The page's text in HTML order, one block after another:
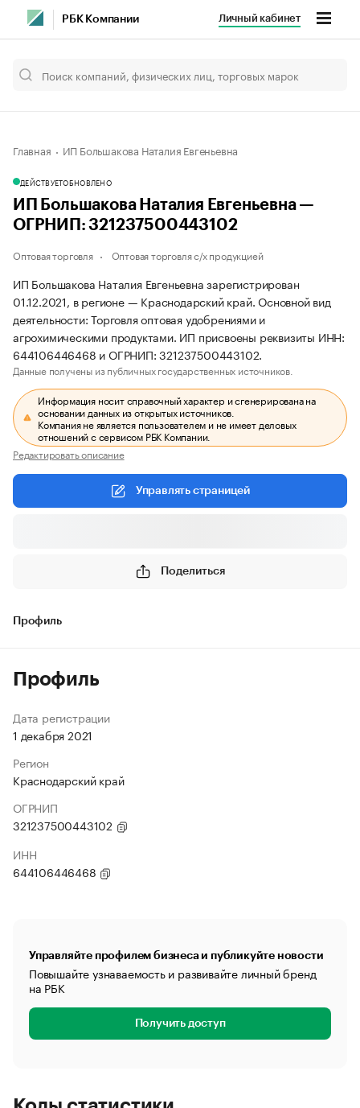
РБК Компании Личный кабинет
Главная ИП Большакова Наталия Евгеньевна
ДЕЙСТВУЕТОБНОВЛЕНО
ИП Большакова Наталия Евгеньевна —
ОГРНИП: 321237500443102
Оптовая торговля Оптовая торговля с/х продукцией
ИП Большакова Наталия Евгеньевна зарегистрирован
01.12.2021, в регионе — Краснодарский край. Основной вид
деятельности: Торговля оптовая удобрениями и
агрохимическими продуктами. ИП присвоены реквизиты ИНН:
644106446468 и ОГРНИП: 321237500443102.
Данные получены из публичных государственных источников.
Информация носит справочный характер и сгенерирована на
основании данных из открытых источников.
Компания не является пользователем и не имеет деловых
отношений с сервисом РБК Компании.
Редактировать описание
Управлять страницей
Поделиться
Профиль
Профиль
Дата регистрации
1 декабря 2021
Регион
Краснодарский край
ОГРНИП
321237500443102
ИНН
644106446468
Управляйте профилем бизнеса и публикуйте новости
Повышайте узнаваемость и развивайте личный бренд
на РБК
Получить доступ